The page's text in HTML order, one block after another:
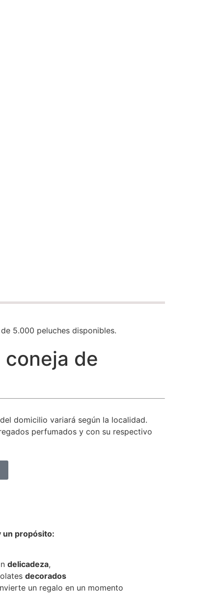
5.000 peluches disponibles.
de
domicilio variará según la localidad.
perfumados y con su respectivo
un propósito:
delicadeza,
decorados
un regalo en un momento